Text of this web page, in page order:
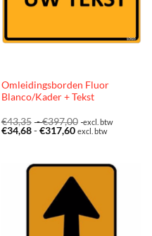
Omleidingsborden Fluor
Blanco/Kader + Tekst
€43,35 -€397,00 Prijsklasse:
€43,35
excl. btw
€34,68 - €317,60Prijsklasse:
excl. btw